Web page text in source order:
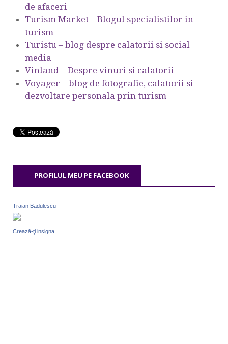
de afaceri
Turism Market – Blogul specialistilor in
turism
Turistu – blog despre calatorii si social
media
Vinland – Despre vinuri si calatorii
Voyager – blog de fotografie, calatorii si
dezvoltare personala prin turism
PROFILUL MEU PE FACEBOOK
Traian Badulescu
Crează-ţi insigna